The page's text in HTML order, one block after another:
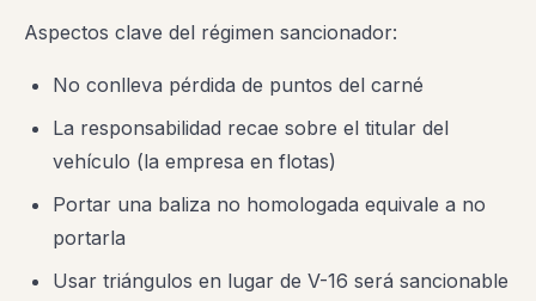
Aspectos clave del régimen sancionador:
No conlleva pérdida de puntos del carné
La responsabilidad recae sobre el titular del
vehículo (la empresa en flotas)
Portar una baliza no homologada equivale a no
portarla
Usar triángulos en lugar de V-16 será sancionable